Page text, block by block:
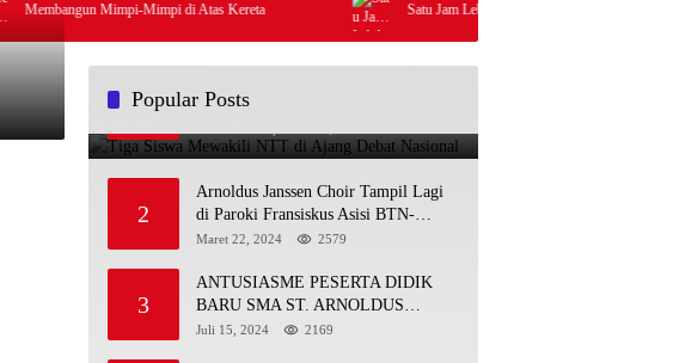
Membangun Mimpi-Mimpi di Atas Kereta Satu Jam Lebih Dekat Dengan De Britto
Popular Posts
1
Debat Nasional
2
Arnoldus Janssen Choir Tampil Lagi
di Paroki Fransiskus Asisi BTN-
Kolhua
Maret 22, 2024 2579
3
ANTUSIASME PESERTA DIDIK
BARU SMA ST. ARNOLDUS
JANSSEN KUPANG DALAM
Juli 15, 2024 2169